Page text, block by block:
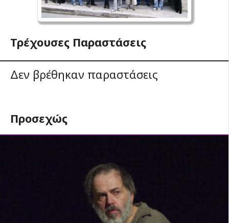
Τρέχουσες Παραστάσεις
Δεν βρέθηκαν παραστάσεις
Προσεχώς